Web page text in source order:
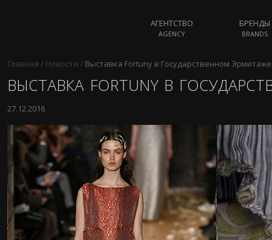
АГЕНТСТВО
AGENCY
БРЕНДЫ
BRANDS
Главная / Новости / Выставка Fortuny в Государственном Эрмитаже
ВЫСТАВКА FORTUNY В
27.12.2016